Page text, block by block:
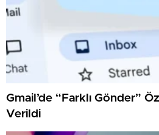
Gmail’de “Farklı Gönder”
Verildi